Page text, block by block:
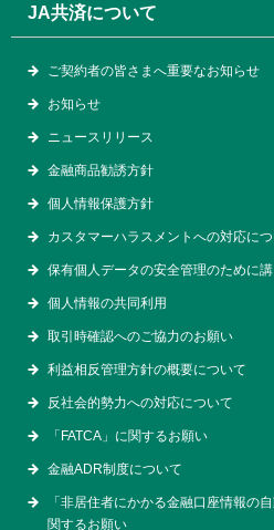
JA共済について
ご契約者の皆さまへ重要なお知らせ
お知らせ
ニュースリリース
金融商品勧誘方針
個人情報保護方針
カスタマーハラスメントへの対応に
保有個人データの安全管理のために
個人情報の共同利用
取引時確認へのご協力のお願い
利益相反管理方針の概要について
反社会的勢力への対応について
「FATCA」に関するお願い
金融ADR制度について
「非居住者にかかる金融口座情報の
関するお願い